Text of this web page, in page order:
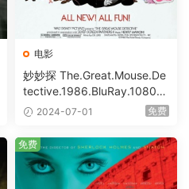
电影
妙妙探 The.Great.Mouse.De
tective.1986.BluRay.1080p.
AVC.DTS-HD.MA.5.1-HDHo
2024-07-01 免费
免费